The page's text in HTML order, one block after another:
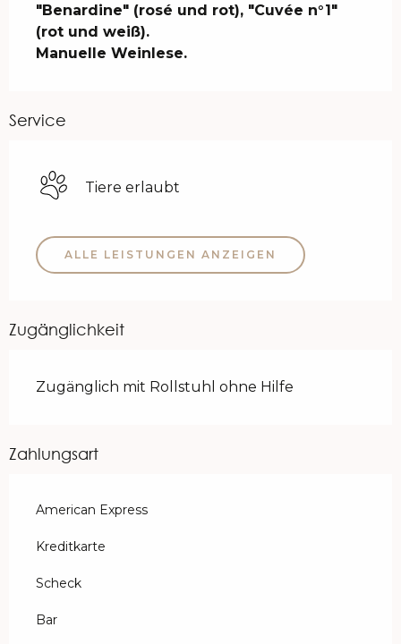
"Benardine" (rosé und rot), "Cuvée n°1"
(rot und weiß).
Manuelle Weinlese.
Service
Tiere erlaubt
ALLE LEISTUNGEN ANZEIGEN
Zugänglichkeit
Zugänglich mit Rollstuhl ohne Hilfe
Zahlungsart
American Express
Kreditkarte
Scheck
Bar